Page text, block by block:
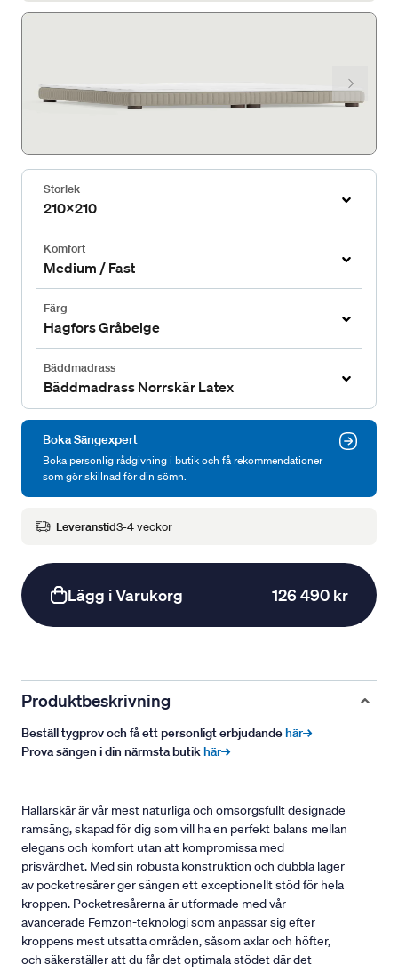
Storlek
210x210
Komfort
Medium / Fast
Färg
Hagfors Gråbeige
Bäddmadrass
Bäddmadrass Norrskär Latex
Boka Sängexpert
Boka personlig rådgivning i butik och få rekommendationer
som gör skillnad för din sömn.
Leveranstid3-4 veckor
Lägg i Varukorg 126 490 kr
Produktbeskrivning
Beställ tygprov och få ett personligt erbjudandehär→
Prova sängen i din närmsta butikhär→
Hallarskär är vår mest naturliga och omsorgsfullt designade
ramsäng, skapad för dig som vill ha en perfekt balans mellan
elegans och komfort utan att kompromissa med
prisvärdhet. Med sin robusta konstruktion och dubbla lager
av pocketresårer ger sängen ett exceptionellt stöd för hela
kroppen. Pocketresårerna är utformade med vår
avancerade Femzon-teknologi som anpassar sig efter
kroppens mest utsatta områden, såsom axlar och höfter,
och säkerställer att du får det optimala stödet där det